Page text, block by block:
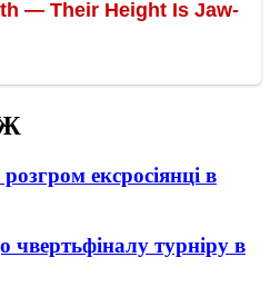
ексросіянці в
чвертьфіналу турніру в